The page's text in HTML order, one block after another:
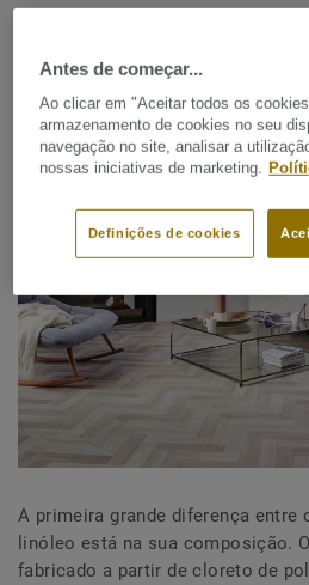
A primeira grande diferença entre
linóleo está na sua composição.
fabricado a partir de cloreto de
Antes de começar...
Ao clicar em "Aceitar todos os
armazenamento de cookies no seu
navegação no site, analisar a
nossas iniciativas de marketing.
Definições de cookies